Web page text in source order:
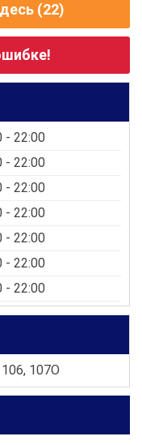
(22)
- 22:00
- 22:00
- 22:00
- 22:00
- 22:00
- 22:00
- 22:00
107O